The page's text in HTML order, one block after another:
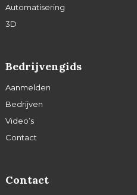
Automatisering
3D
Bedrijvengids
Aanmelden
Bedrijven
Video’s
Contact
Contact